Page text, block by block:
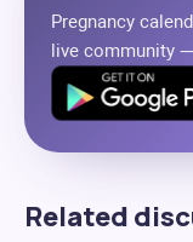
Pregnancy
live community
Related